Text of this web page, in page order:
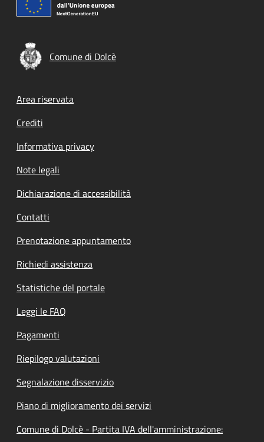
Comune di Dolcè
Footer menu
Area riservata
Crediti
Informativa privacy
Note legali
Dichiarazione di accessibilità
Contatti
Prenotazione appuntamento
Richiedi assistenza
Statistiche del portale
Leggi le FAQ
Pagamenti
Riepilogo valutazioni
Segnalazione disservizio
Piano di miglioramento dei servizi
Comune di Dolcè - Partita IVA dell'amministrazione: